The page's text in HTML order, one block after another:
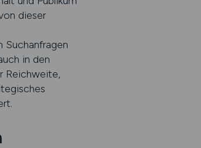
dieser
in den
Reichweite,